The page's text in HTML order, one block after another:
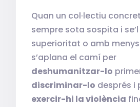
Quan un col·lectiu
sempre sota sospita i
superioritat o amb
s’aplana el camí per
deshumanitzar-lo
discriminar-lo després i
exercir-hi la violència